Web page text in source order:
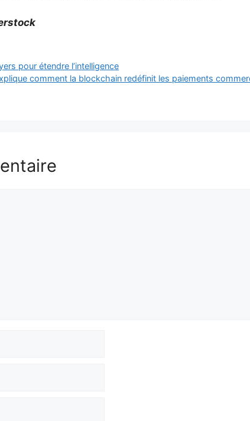
pour étendre l’intelligence
comment la blockchain redéfinit les paiements